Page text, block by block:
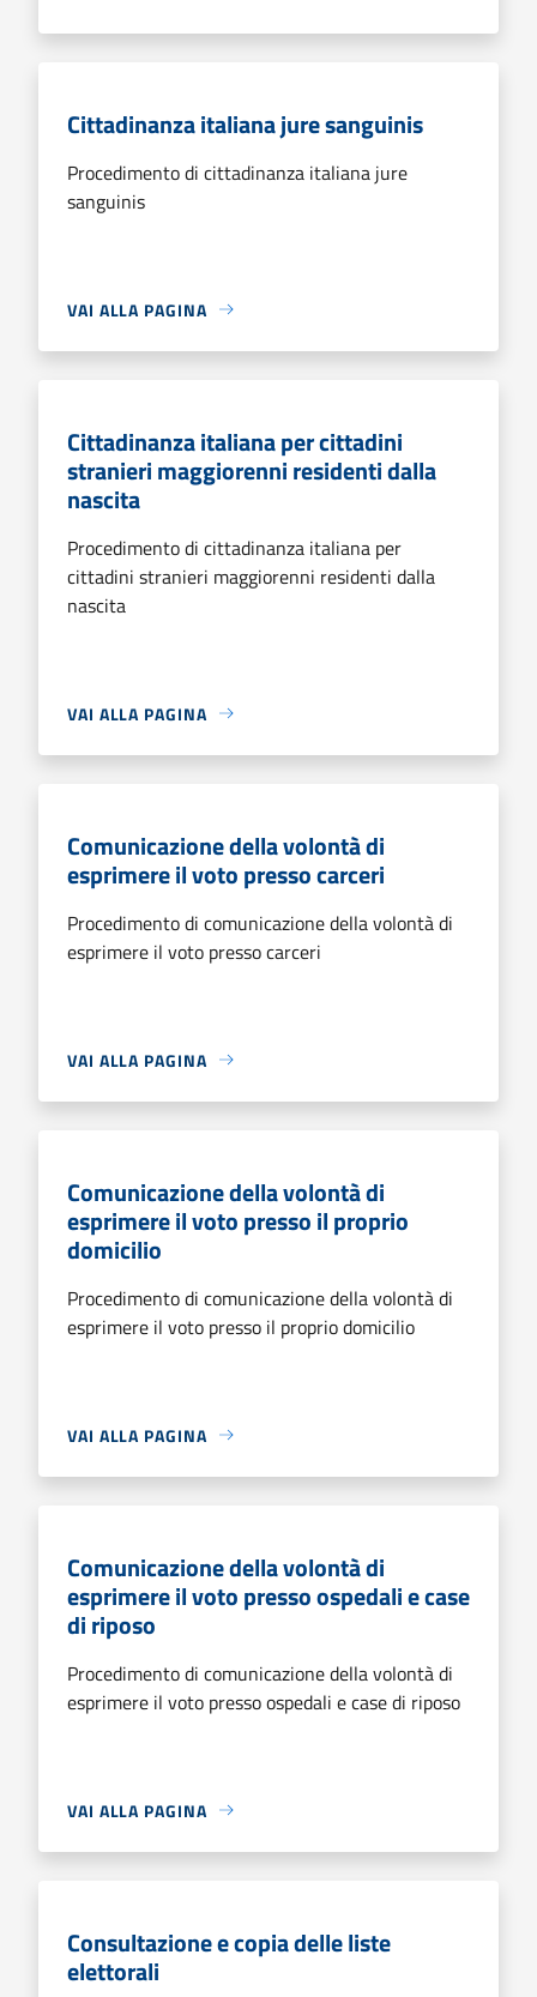
Cittadinanza italiana jure sanguinis
Procedimento di cittadinanza italiana jure
sanguinis
VAI ALLA PAGINA
Cittadinanza italiana per cittadini
stranieri maggiorenni residenti dalla
nascita
Procedimento di cittadinanza italiana per
cittadini stranieri maggiorenni residenti dalla
nascita
VAI ALLA PAGINA
Comunicazione della volontà di
esprimere il voto presso carceri
Procedimento di comunicazione della volontà di
esprimere il voto presso carceri
VAI ALLA PAGINA
Comunicazione della volontà di
esprimere il voto presso il proprio
domicilio
Procedimento di comunicazione della volontà di
esprimere il voto presso il proprio domicilio
VAI ALLA PAGINA
Comunicazione della volontà di
esprimere il voto presso ospedali e case
di riposo
Procedimento di comunicazione della volontà di
esprimere il voto presso ospedali e case di riposo
VAI ALLA PAGINA
Consultazione e copia delle liste
elettorali